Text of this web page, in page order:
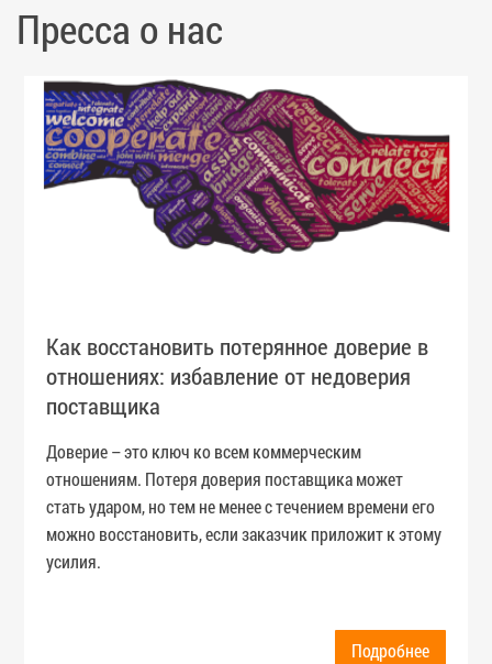
Пресса о нас
Как восстановить потерянное доверие в
отношениях: избавление от недоверия
поставщика
Доверие – это ключ ко всем коммерческим
отношениям. Потеря доверия поставщика может
стать ударом, но тем не менее с течением времени его
можно восстановить, если заказчик приложит к этому
усилия.
Подробнее